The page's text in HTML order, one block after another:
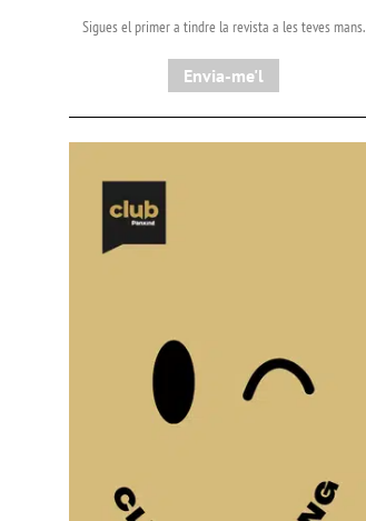
Sigues el primer a tindre la revista a les teves mans.
Envia-me'l